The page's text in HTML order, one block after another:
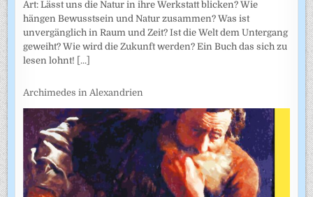
Art: Lässt uns die Natur in ihre Werkstatt blicken? Wie
hängen Bewusstsein und Natur zusammen? Was ist
unvergänglich in Raum und Zeit? Ist die Welt dem Untergang
geweiht? Wie wird die Zukunft werden? Ein Buch das sich zu
lesen lohnt! [...]
Archimedes in Alexandrien